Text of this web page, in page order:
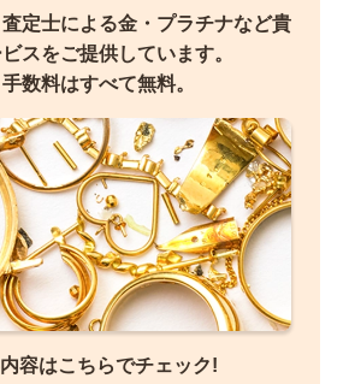
定士による金・プラチナなど貴
スをご提供しています。
数料はすべて無料。
容はこちらでチェック!